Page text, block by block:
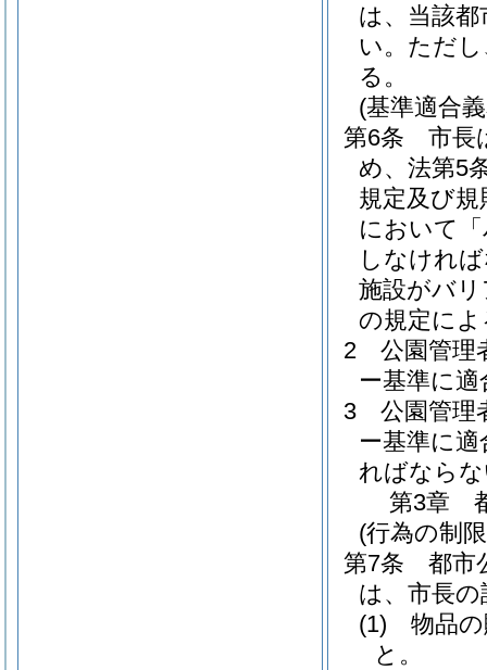
は、当該
い。 ただ
る。
(基準適合
第6条
市長
め、法第5
規定及び
において
しなけれ
施設がバ
の規定に
2
公園管理
ー基準に
3
公園管理
ー基準に
ればなら
第3章
(行為の制
第7条
都市
は、市長
(1)
物品
と。